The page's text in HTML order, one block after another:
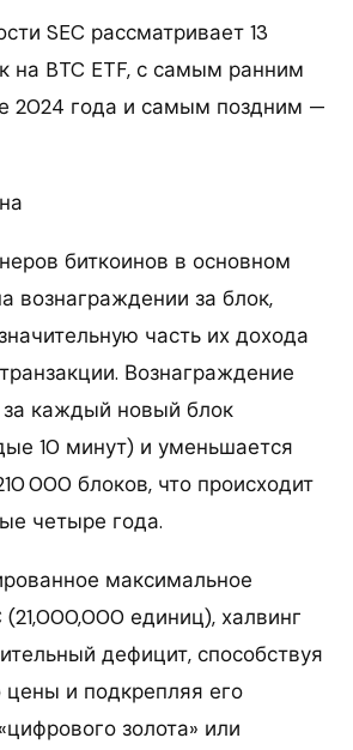
SEC рассматривает 13
на BTC ETF, с самым ранним
2024 года и самым поздним —
биткоинов в основном
вознаграждении за блок,
часть их дохода
Вознаграждение
каждый новый блок
10 минут) и уменьшается
000 блоков, что происходит
четыре года.
максимальное
(21,000,000 единиц), халвинг
дефицит, способствуя
и подкрепляя его
золота» или